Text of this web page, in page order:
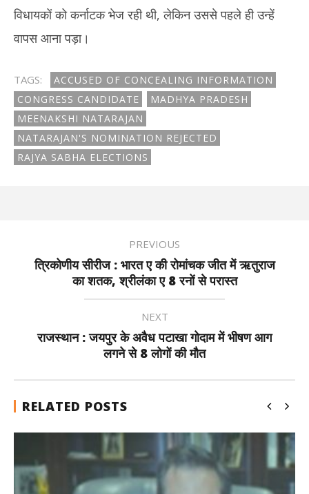
विधायकों को कर्नाटक भेज रही थी, लेकिन उससे पहले ही उन्हें
वापस आना पड़ा।
TAGS:
ACCUSED OF CONCEALING INFORMATION
CONGRESS CANDIDATE
MADHYA PRADESH
MEENAKSHI NATARAJAN
NATARAJAN'S NOMINATION REJECTED
RAJYA SABHA ELECTIONS
PREVIOUS
त्रिकोणीय सीरीज : भारत ए की रोमांचक जीत में ऋतुराज
का शतक, श्रीलंका ए 8 रनों से परास्त
NEXT
राजस्थान : जयपुर के अवैध पटाखा गोदाम में भीषण आग
लगने से 8 लोगों की मौत
RELATED POSTS